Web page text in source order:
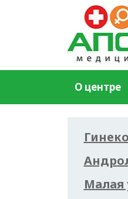
О центре
Малая